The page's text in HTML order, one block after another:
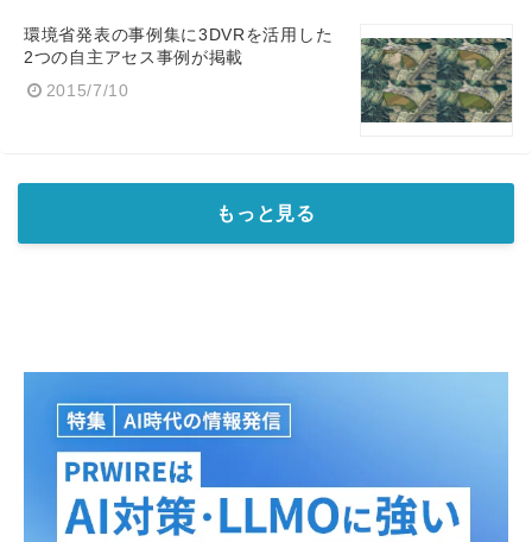
環境省発表の事例集に3DVRを活用した
2つの自主アセス事例が掲載
2015/7/10
もっと見る